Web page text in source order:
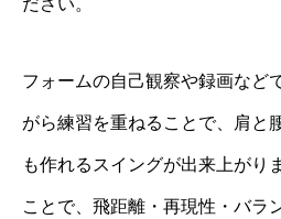
フォームの自己観察や録画など
がら練習を重ねることで、肩と
も作れるスイングが出来上がり
ことで、飛距離・再現性・バラ